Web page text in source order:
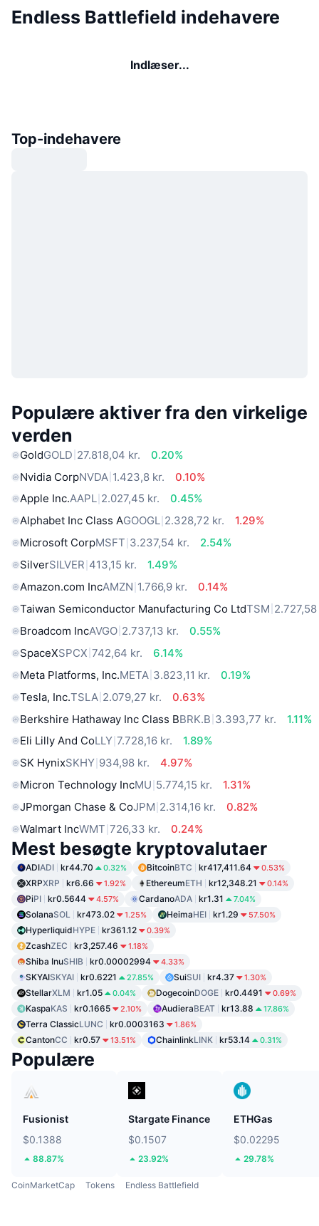
Endless Battlefield indehavere
Indlæser...
Top-indehavere
Populære aktiver fra den virkelige
verden
GoldGOLD 27.818,04 kr.
0.20%
Nvidia CorpNVDA 1.423,8 kr.
0.10%
Apple Inc.AAPL 2.027,45 kr.
0.45%
Alphabet Inc Class AGOOGL 2.328,72 kr.
1.29%
Microsoft CorpMSFT 3.237,54 kr.
2.54%
SilverSILVER 413,15 kr.
1.49%
Amazon.com IncAMZN 1.766,9 kr.
0.14%
Taiwan Semiconductor Manufacturing Co LtdTSM
Broadcom IncAVGO 2.737,13 kr.
0.55%
SpaceXSPCX 742,64 kr.
6.14%
Meta Platforms, Inc.META 3.823,11 kr.
0.19%
Tesla, Inc.TSLA 2.079,27 kr.
0.63%
Berkshire Hathaway Inc Class BBRK.B 3.393,77 kr.
1.11%
Eli Lilly And CoLLY 7.728,16 kr.
1.89%
SK HynixSKHY 934,98 kr.
4.97%
Micron Technology IncMU 5.774,15 kr.
1.31%
JPmorgan Chase & CoJPM 2.314,16 kr.
0.82%
Walmart IncWMT 726,33 kr. 0.24%
Mest besøgte kryptovalutaer
ADIADI kr44.70 0.32% BitcoinBTC kr417,411.64 0.53%
XRPXRP kr6.66 1.92% EthereumETH kr12,348.21 0.14%
PiPI kr0.5644 4.57% CardanoADA kr1.31 7.04%
SolanaSOL kr473.02 1.25% HeimaHEI kr1.29 57.50%
HyperliquidHYPE kr361.12 0.39%
ZcashZEC kr3,257.46 1.18%
Shiba InuSHIB kr0.00002994 4.33%
SKYAISKYAI kr0.6221 27.85% SuiSUI kr4.37 1.30%
StellarXLM kr1.05 0.04% DogecoinDOGE kr0.4491 0.69%
KaspaKAS kr0.1665 2.10% AudieraBEAT kr13.88 17.86%
Terra ClassicLUNC kr0.0003163 1.86%
CantonCC kr0.57 13.51% ChainlinkLINK kr53.14 0.31%
Populære
Fusionist
$0.1388
88.87%
Stargate Finance
$0.1507
23.92%
ETHGas
$0.02295
29.78%
CoinMarketCap Tokens Endless Battlefield